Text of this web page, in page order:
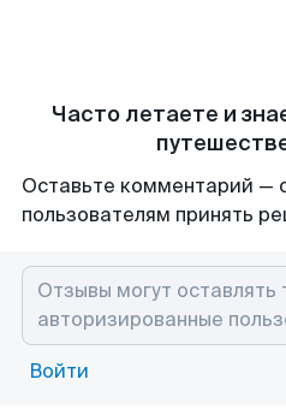
Часто летаете и
Оставьте комментарий —
пользователям принять
Войти